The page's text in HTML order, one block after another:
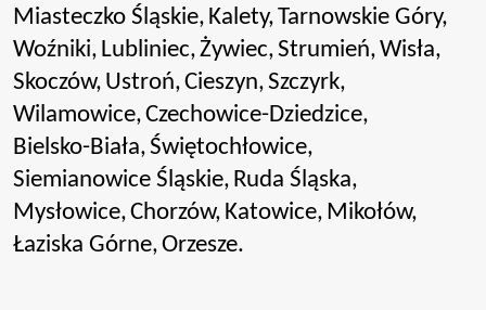
Miasteczko Śląskie, Kalety,Tarnowskie Góry,
Woźniki, Lubliniec,Żywiec,Strumień,Wisła,
Skoczów, Ustroń,Cieszyn,Szczyrk,
Wilamowice,Czechowice-Dziedzice,
Bielsko-Biała,Świętochłowice,
Siemianowice Śląskie, Ruda Śląska,
Mysłowice,Chorzów, Katowice, Mikołów,
Łaziska Górne,Orzesze.